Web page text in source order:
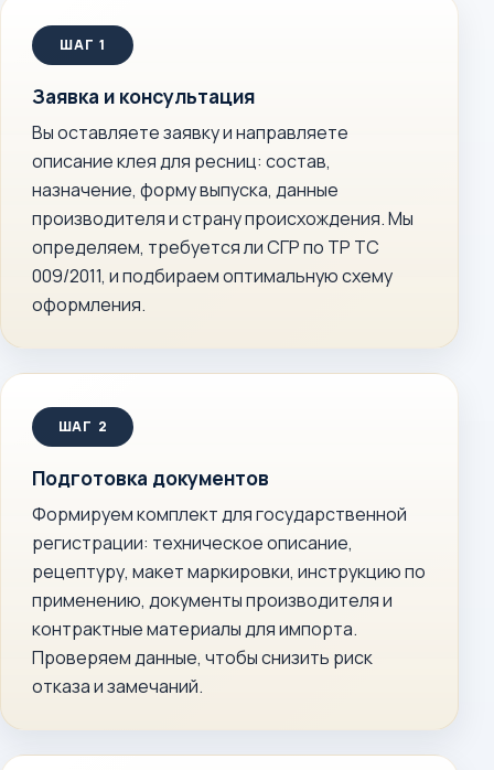
Заявка и консультация
Вы оставляете заявку и направляете
описание клея для ресниц: состав,
назначение, форму выпуска, данные
производителя и страну происхождения. Мы
определяем, требуется ли СГР по ТР ТС
009/2011, и подбираем оптимальную схему
оформления.
Подготовка документов
Формируем комплект для государственной
регистрации: техническое описание,
рецептуру, макет маркировки, инструкцию по
применению, документы производителя и
контрактные материалы для импорта.
Проверяем данные, чтобы снизить риск
отказа и замечаний.